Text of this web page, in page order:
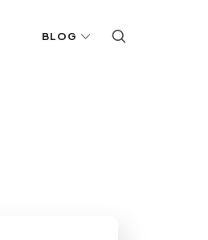
BLOG